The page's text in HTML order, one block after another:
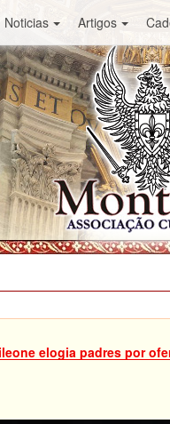
Noticias Artigos
elogia padres por